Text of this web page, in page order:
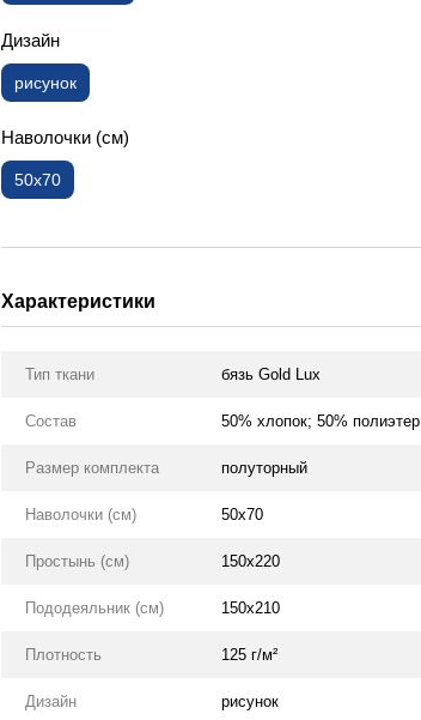
Дизайн
рисунок
Наволочки (см)
50х70
Характеристики
Тип ткани бязь Gold Lux
Состав 50% хлопок; 50% полиэтер
Размер комплекта полуторный
Наволочки (см) 50х70
Простынь (см) 150х220
Пододеяльник (см) 150х210
Плотность 125 г/м²
Дизайн рисунок